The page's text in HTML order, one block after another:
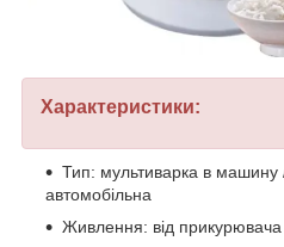
Характеристики:
Тип: мультиварка в машину
автомобільна
Живлення: від прикурювача